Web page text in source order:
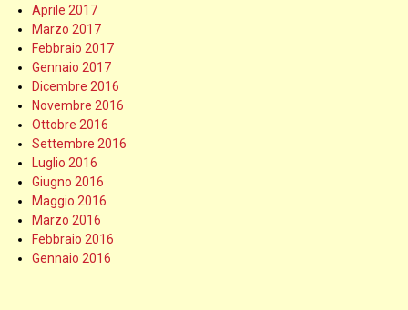
Aprile 2017
Marzo 2017
Febbraio 2017
Gennaio 2017
Dicembre 2016
Novembre 2016
Ottobre 2016
Settembre 2016
Luglio 2016
Giugno 2016
Maggio 2016
Marzo 2016
Febbraio 2016
Gennaio 2016